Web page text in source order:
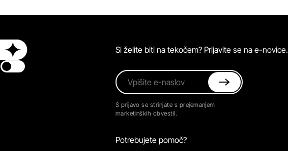
Switch theme
Si želite biti na tekočem? Prijavite se na e-novice.
Vpišite e-naslov
S prijavo se strinjate s prejemanjem
marketinških obvestil.
Potrebujete pomoč?